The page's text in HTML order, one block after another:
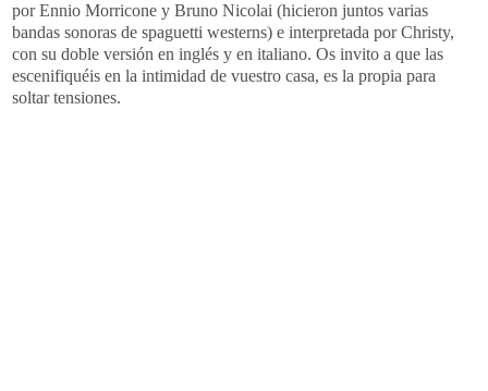
por Ennio Morricone y Bruno Nicolai (hicieron juntos varias
bandas sonoras de spaguetti westerns) e interpretada por Christy,
con su doble versión en inglés y en italiano. Os invito a que las
escenifiquéis en la intimidad de vuestro casa, es la propia para
soltar tensiones.